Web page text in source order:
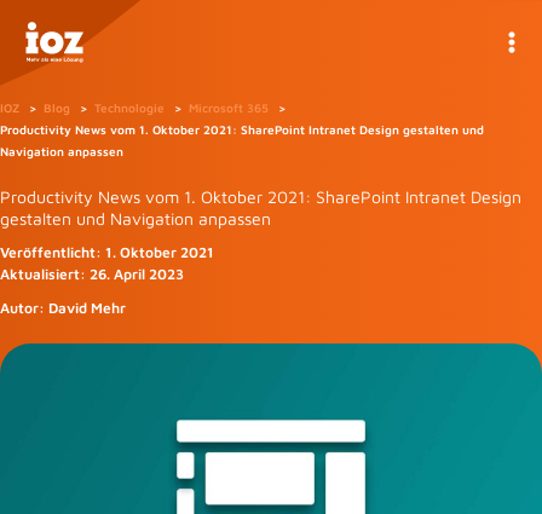
Inhalt
springen
IOZ Blog Technologie
Microsoft 365
Productivity News vom 1. Oktober 2021: SharePoint Intranet Design gestalten und
Navigation anpassen
Productivity News vom 1. Oktober 2021: SharePoint Intranet Design
gestalten und Navigation anpassen
Veröffentlicht: 1. Oktober 2021
Aktualisiert: 26. April 2023
Autor: David Mehr